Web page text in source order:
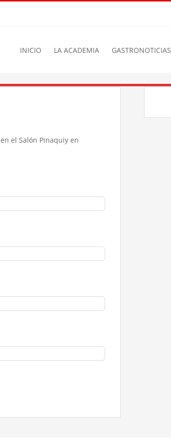
INICIO LA ACADEMIA GASTRONOTICIAS
en el Salón Pinaquiy en